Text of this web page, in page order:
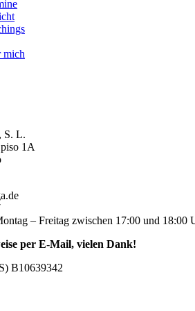
S. L.
1A
– Freitag zwischen 17:00 und 18:00
per E-Mail, vielen Dank!
B10639342